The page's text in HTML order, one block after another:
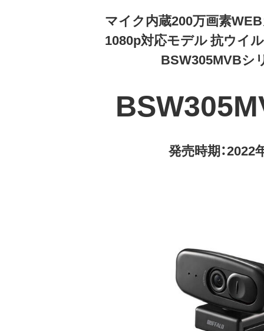
マイク内蔵200万画素
1080p対応モデル 抗ウイ
BSW305MVBシ
発売時期：2022